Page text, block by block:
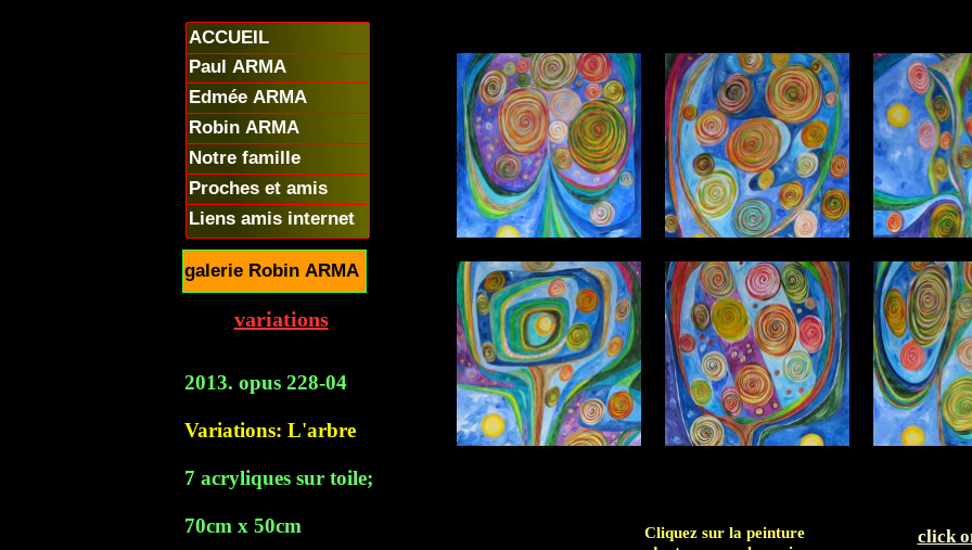
click
Cliquez sur la peinture
variations
2013. opus 228-04
Variations: L'arbre
7 acryliques sur toile;
70cm x 50cm
ACCUEIL
Paul ARMA
Edmée ARMA
Robin ARMA
Notre famille
Proches et amis
Liens amis internet
galerie Robin ARMA